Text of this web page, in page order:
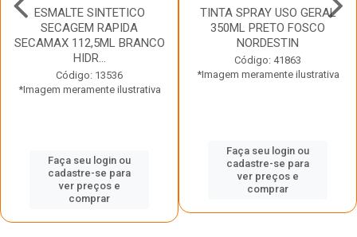
ESMALTE SINTETICO
SECAGEM RAPIDA
SECAMAX 112,5ML BRANCO
HIDR...
Código: 13536
*Imagem meramente ilustrativa
Faça seu login ou
cadastre-se para
ver preços e
comprar
TINTA SPRAY USO GERAL
350ML PRETO FOSCO
NORDESTIN
Código: 41863
*Imagem meramente ilustrativa
Faça seu login ou
cadastre-se para
ver preços e
comprar